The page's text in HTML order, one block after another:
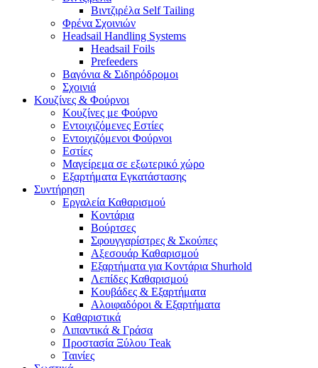
Βιντζιρέλα Self Tailing
Φρένα Σχοινιών
Headsail Handling Systems
Headsail Foils
Prefeeders
Βαγόνια & Σιδηρόδρομοι
Σχοινιά
Κουζίνες & Φούρνοι
Κουζίνες με Φούρνο
Εντοιχιζόμενες Εστίες
Εντοιχιζόμενοι Φούρνοι
Εστίες
Μαγείρεμα σε εξωτερικό χώρο
Εξαρτήματα Εγκατάστασης
Συντήρηση
Εργαλεία Καθαρισμού
Κοντάρια
Βούρτσες
Σφουγγαρίστρες & Σκούπες
Αξεσουάρ Καθαρισμού
Εξαρτήματα για Κοντάρια Shurhold
Λεπίδες Καθαρισμού
Κουβάδες & Εξαρτήματα
Αλοιφαδόροι & Εξαρτήματα
Καθαριστικά
Λιπαντικά & Γράσα
Προστασία Ξύλου Teak
Ταινίες